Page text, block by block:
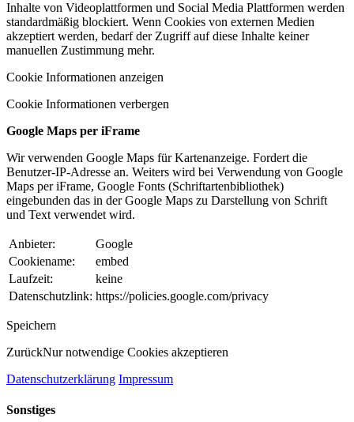
Inhalte von Videoplattformen und Social Media Plattformen werden
standardmäßig blockiert. Wenn Cookies von externen Medien
akzeptiert werden, bedarf der Zugriff auf diese Inhalte keiner
manuellen Zustimmung mehr.
Cookie Informationen anzeigen
Cookie Informationen verbergen
Google Maps per iFrame
Wir verwenden Google Maps für Kartenanzeige. Fordert die
Benutzer-IP-Adresse an. Weiters wird bei Verwendung von Google
Maps per iFrame, Google Fonts (Schriftartenbibliothek)
eingebunden das in der Google Maps zu Darstellung von Schrift
und Text verwendet wird.
Anbieter:
Google
Cookiename:
embed
Laufzeit:
keine
Datenschutzlink: https://policies.google.com/privacy
Speichern
ZurückNur notwendige Cookies akzeptieren
Datenschutzerklärung Impressum
Sonstiges